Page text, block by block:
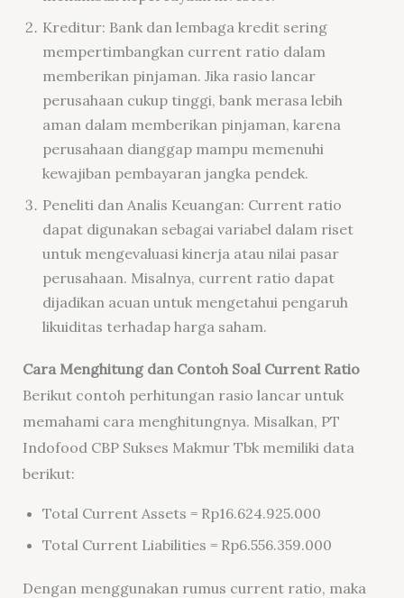
Kreditur: Bank dan lembaga kredit sering
mempertimbangkan current ratio dalam
memberikan pinjaman. Jika rasio lancar
perusahaan cukup tinggi, bank merasa lebih
aman dalam memberikan pinjaman, karena
perusahaan dianggap mampu memenuhi
kewajiban pembayaran jangka pendek.
Peneliti dan Analis Keuangan: Current ratio
dapat digunakan sebagai variabel dalam riset
untuk mengevaluasi kinerja atau nilai pasar
perusahaan. Misalnya, current ratio dapat
dijadikan acuan untuk mengetahui pengaruh
likuiditas terhadap harga saham.
Cara Menghitung dan Contoh Soal Current Ratio
Berikut contoh perhitungan rasio lancar untuk
memahami cara menghitungnya. Misalkan, PT
Indofood CBP Sukses Makmur Tbk memiliki data
berikut:
Total Current Assets = Rp16.624.925.000
Total Current Liabilities = Rp6.556.359.000
Dengan menggunakan rumus current ratio, maka